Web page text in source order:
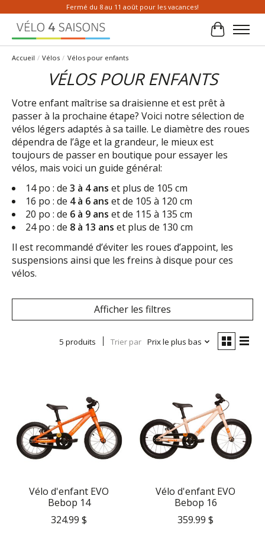
Fermé du 8 au 11 août pour les vacances!
Panier
Accueil / Vélos / Vélos pour enfants
VÉLOS POUR ENFANTS
Votre enfant maîtrise sa draisienne et est prêt à
passer à la prochaine étape? Voici notre sélection de
vélos légers adaptés à sa taille. Le diamètre des roues
dépendra de l’âge et la grandeur, le mieux est
toujours de passer en boutique pour essayer les
vélos, mais voici un guide général:
14 po : de 3 à 4 ans et plus de 105 cm
16 po : de 4 à 6 ans et de 105 à 120 cm
20 po : de 6 à 9 ans et de 115 à 135 cm
24 po : de 8 à 13 ans et plus de 130 cm
Il est recommandé d’éviter les roues d’appoint, les
suspensions ainsi que les freins à disque pour ces
vélos.
Afficher les filtres
5 produits Trier par Prix le plus bas
Vélo d'enfant EVO
Bebop 14
324.99 $
Vélo d'enfant EVO
Bebop 16
359.99 $